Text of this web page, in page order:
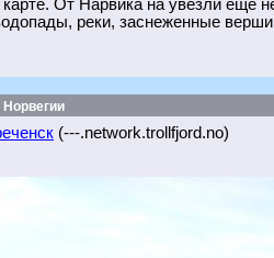
От Нарвика на увезли еще
реки, заснеженные
(---.network.trollfjord.no)